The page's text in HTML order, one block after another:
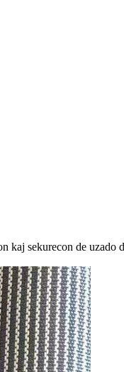
kaj sekurecon de uzado